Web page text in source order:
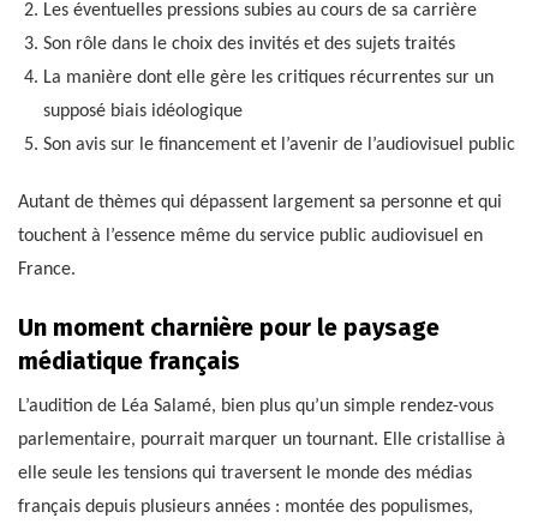
Les éventuelles pressions subies au cours de sa carrière
Son rôle dans le choix des invités et des sujets traités
La manière dont elle gère les critiques récurrentes sur un
supposé biais idéologique
Son avis sur le financement et l’avenir de l’audiovisuel public
Autant de thèmes qui dépassent largement sa personne et qui
touchent à l’essence même du service public audiovisuel en
France.
Un moment charnière pour le paysage
médiatique français
L’audition de Léa Salamé, bien plus qu’un simple rendez-vous
parlementaire, pourrait marquer un tournant. Elle cristallise à
elle seule les tensions qui traversent le monde des médias
français depuis plusieurs années : montée des populismes,